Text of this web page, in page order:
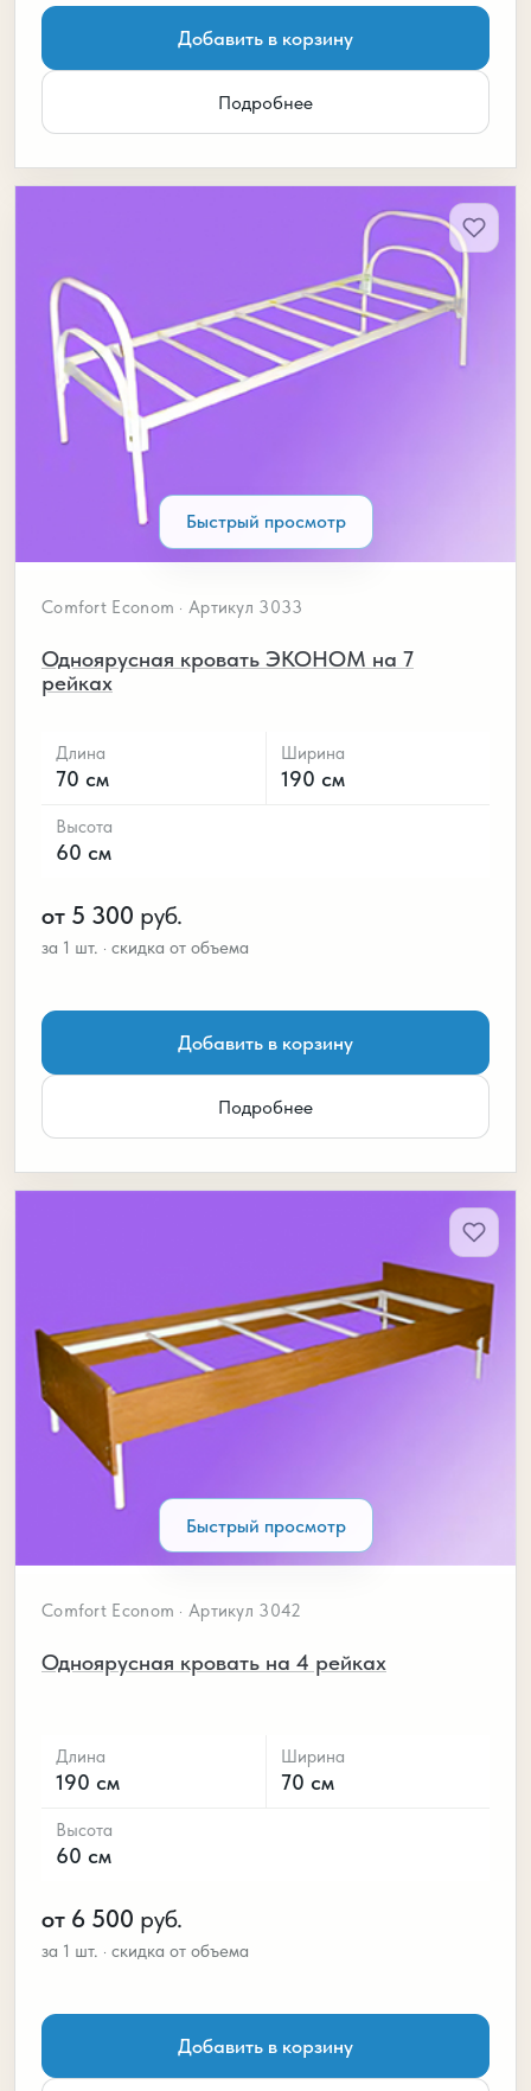
Добавить в корзину
Подробнее
Быстрый просмотр
Comfort Econom · Артикул 3033
Одноярусная кровать ЭКОНОМ на 7
рейках
Длина
70 см
Ширина
190 см
Высота
60 см
от 5 300 руб.
Добавить в корзину
Подробнее
Быстрый просмотр
Comfort Econom · Артикул 3042
Одноярусная кровать на 4 рейках
Длина
190 см
Ширина
70 см
Высота
60 см
от 6 500 руб.
Добавить в корзину